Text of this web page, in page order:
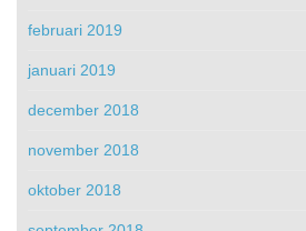
februari 2019
januari 2019
december 2018
november 2018
oktober 2018